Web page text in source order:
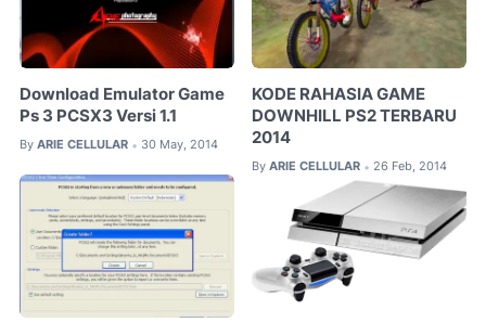
Download Emulator Game
Ps 3 PCSX3 Versi 1.1
By ARIE CELLULAR • 30 May, 2014
KODE RAHASIA GAME
DOWNHILL PS2 TERBARU
2014
By ARIE CELLULAR • 26 Feb, 2014